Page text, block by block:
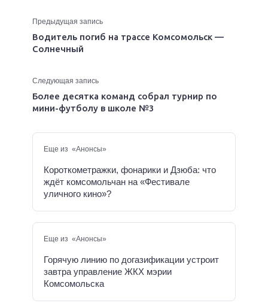
Предыдущая запись
Водитель погиб на трассе Комсомольск —
Солнечный
Следующая запись
Более десятка команд собрал турнир по
мини-футболу в школе №3
Еще из «Анонсы»
Короткометражки, фонарики и Дзюба: что
ждёт комсомольчан на «Фестивале
уличного кино»?
Еще из «Анонсы»
Горячую линию по догазификации устроит
завтра управление ЖКХ мэрии
Комсомольска